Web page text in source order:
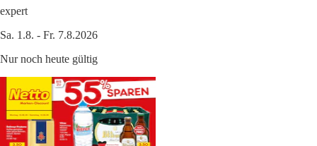
expert
Sa. 1.8. - Fr. 7.8.2026
Nur noch heute gültig